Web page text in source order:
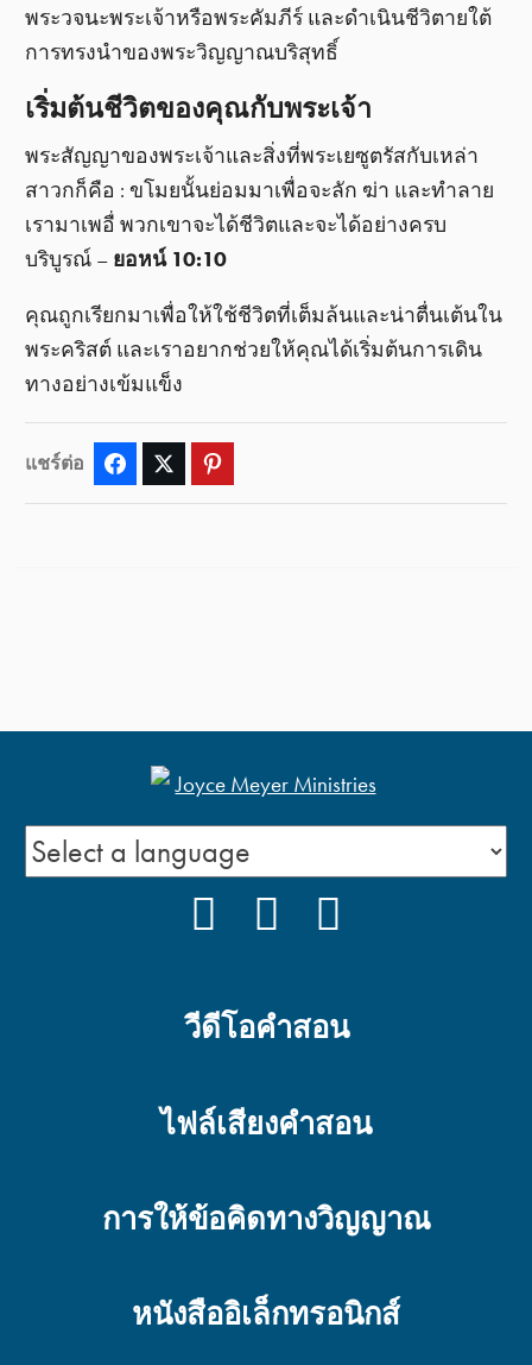
พระวจนะพระเจ้าหรือพระคัมภีร์ และดำเนินชีวิตายใต้
การทรงนำของพระวิญญาณบริสุทธิ์
เริ่มต้นชีวิตของคุณกับพระเจ้า
พระสัญญาของพระเจ้าและสิ่งที่พระเยซูตรัสกับเหล่า
สาวกก็คือ : ขโมยนั้นย่อมมาเพื่อจะลัก ฆ่า และทำลาย
เรามาเพอื่ พวกเขาจะได้ชีวิตและจะได้อย่างครบ
บริบูรณ์ – ยอหน์ 10:10
คุณถูกเรียกมาเพื่อให้ใช้ชีวิตที่เต็มล้นและน่าตื่นเต้นใน
พระคริสต์ และเราอยากช่วยให้คุณได้เริ่มต้นการเดิน
ทางอย่างเข้มแข็ง
แชร์ต่อ Facebook Twitter
วีดีโอคำสอน
ไฟล์เสียงคำสอน
การให้ข้อคิดทางวิญญาณ
หนังสืออิเล็กทรอนิกส์